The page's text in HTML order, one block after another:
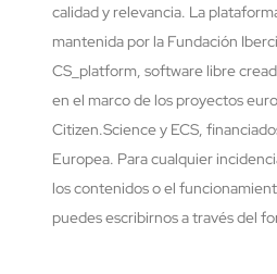
calidad y relevancia. La
mantenida por la Fundación
CS_platform, software libre
en el marco de los proyectos
Citizen.Science y ECS,
Europea. Para cualquier
los contenidos o el
puedes escribirnos a través del